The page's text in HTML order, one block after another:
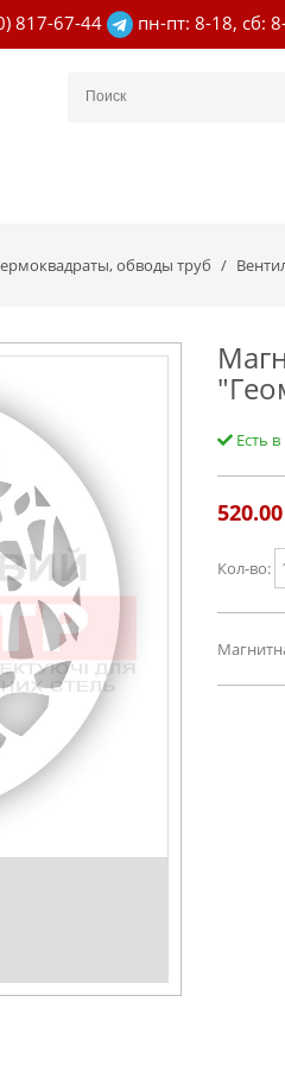
817-67-44 пн-пт: 8-18, сб:
обводы труб
Есть
520.00
Кол-во: